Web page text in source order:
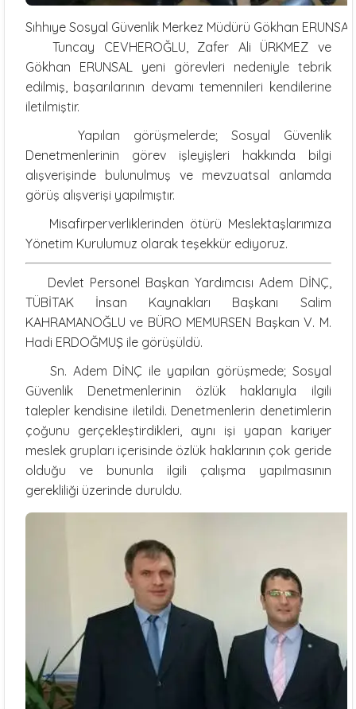
Sıhhıye Sosyal Güvenlik Merkez Müdürü Gökhan
Tuncay CEVHEROĞLU, Zafer Ali ÜRKMEZ ve
Gökhan ERUNSAL yeni görevleri nedeniyle tebrik
edilmiş, başarılarının devamı temennileri kendilerine
iletilmiştir.
Yapılan görüşmelerde; Sosyal Güvenlik
Denetmenlerinin görev işleyişleri hakkında bilgi
alışverişinde bulunulmuş ve mevzuatsal anlamda
görüş alışverişi yapılmıştır.
Misafirperverliklerinden ötürü Meslektaşlarımıza
Yönetim Kurulumuz olarak teşekkür ediyoruz.
Devlet Personel Başkan Yardımcısı Adem DİNÇ,
TÜBİTAK İnsan Kaynakları Başkanı Salim
KAHRAMANOĞLU ve BÜRO MEMURSEN Başkan V. M.
Hadi ERDOĞMUŞ ile görüşüldü.
Sn. Adem DİNÇ ile yapılan görüşmede; Sosyal
Güvenlik Denetmenlerinin özlük haklarıyla ilgili
talepler kendisine iletildi. Denetmenlerin denetimlerin
çoğunu gerçekleştirdikleri, aynı işi yapan kariyer
meslek grupları içerisinde özlük haklarının çok geride
olduğu ve bununla ilgili çalışma yapılmasının
gerekliliği üzerinde duruldu.